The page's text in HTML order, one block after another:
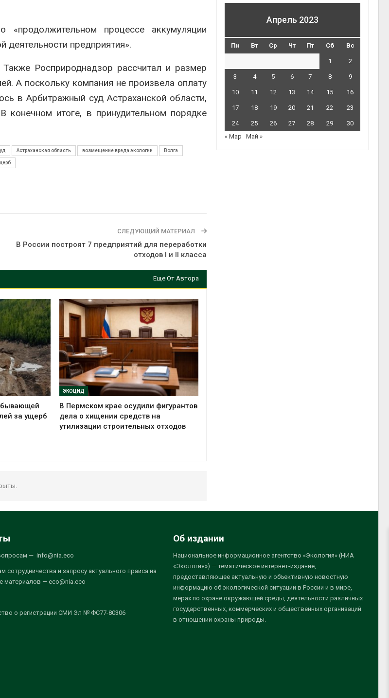
«продолжительном процессе аккумуляции
деятельности предприятия».
Росприроднадзор рассчитал и размер
А поскольку компания не произвела оплату
в Арбитражный суд Астраханской области,
конечном итоге, в принудительном порядке
Астраханская область возмещение вреда экологии Волга
СЛЕДУЮЩИЙ МАТЕРИАЛ
В России построят 7 предприятий для переработки
отходов I и II класса
Еще От Автора
за ущерб
ЭКОЦИД
В Пермском крае осудили фигурантов
дела о хищении средств на
утилизации строительных отходов
Апрель 2023
Пн Вт Ср Чт Пт Сб Вс
1 2
3 4 5 6 7 8 9
10 11 12 13 14 15 16
17 18 19 20 21 22 23
24 25 26 27 28 29
30
« Мар
Май »
— info@nia.eco
сотрудничества и запросу актуального прайса на
материалов — eco@nia.eco
о регистрации СМИ Эл № ФС77-80306
Об издании
Национальное информационное агентство «Экология» (НИА
«Экология») — тематическое интернет-издание,
предоставляющее актуальную и объективную новостную
информацию об экологической ситуации в России и в мире,
мерах по охране окружающей среды, деятельности различных
государственных, коммерческих и общественных организаций
в отношении охраны природы.